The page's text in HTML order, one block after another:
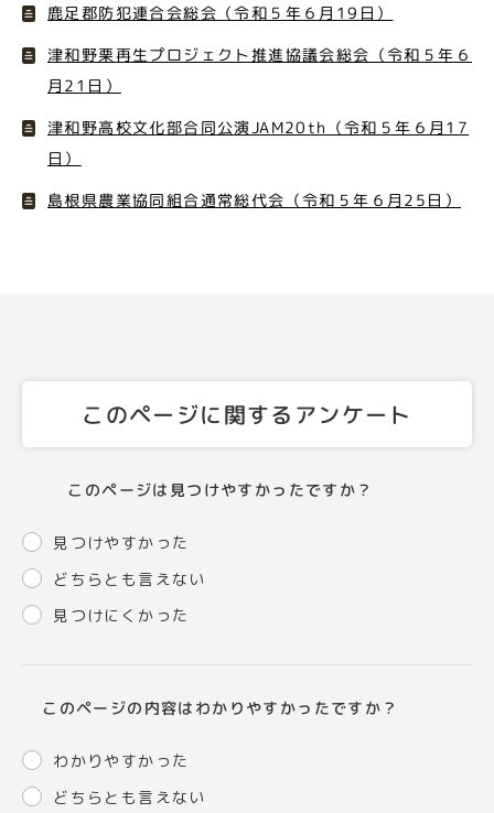
鹿足郡防犯連合会総会（令和５年６月19日）
津和野栗再生プロジェクト推進協議会総会（令和５年６
月21日）
津和野高校文化部合同公演JAM20th（令和５年６月17
日）
島根県農業協同組合通常総代会（令和５年６月25日）
このページに関するアンケート
このページは見つけやすかったですか？
見つけやすかった
どちらとも言えない
見つけにくかった
このページの内容はわかりやすかったですか？
わかりやすかった
どちらとも言えない